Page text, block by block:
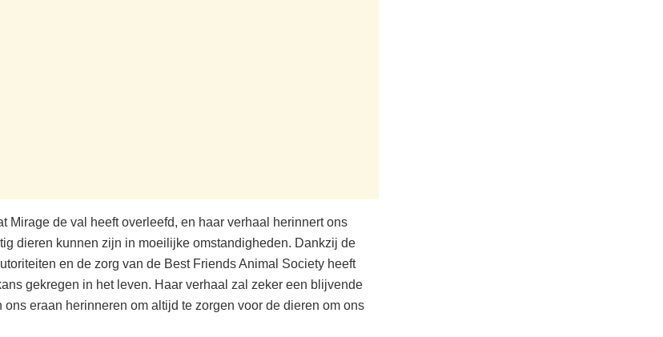
Mirage de val heeft overleefd, en haar verhaal herinnert ons
dieren kunnen zijn in moeilijke omstandigheden. Dankzij de
en de zorg van de Best Friends Animal Society heeft
gekregen in het leven. Haar verhaal zal zeker een blijvende
ons eraan herinneren om altijd te zorgen voor de dieren om ons